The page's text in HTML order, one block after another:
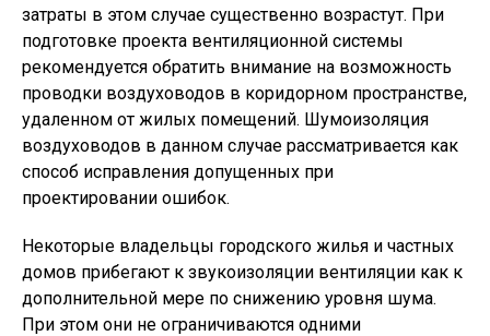
затраты в этом случае существенно возрастут. При
подготовке проекта вентиляционной системы
рекомендуется обратить внимание на возможность
проводки воздуховодов в коридорном пространстве,
удаленном от жилых помещений. Шумоизоляция
воздуховодов в данном случае рассматривается как
способ исправления допущенных при
проектировании ошибок.
Некоторые владельцы городского жилья и частных
домов прибегают к звукоизоляции вентиляции как к
дополнительной мере по снижению уровня шума.
При этом они не ограничиваются одними